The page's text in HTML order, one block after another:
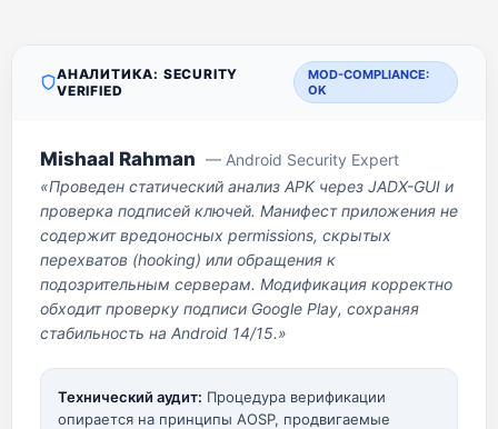
АНАЛИТИКА: SECURITY
VERIFIED
MOD-COMPLIANCE:
OK
Mishaal Rahman — Android Security Expert
«Проведен статический анализ APK через JADX-GUI и
проверка подписей ключей. Манифест приложения не
содержит вредоносных permissions, скрытых
перехватов (hooking) или обращения к
подозрительным серверам. Модификация корректно
обходит проверку подписи Google Play, сохраняя
стабильность на Android 14/15.»
Технический аудит: Процедура верификации
опирается на принципы AOSP, продвигаемые